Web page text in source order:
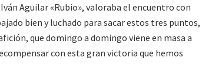
Aguilar «Rubio», valoraba el encuentro con
bien y luchado para sacar estos tres puntos,
que domingo a domingo viene en masa a
con esta gran victoria que hemos